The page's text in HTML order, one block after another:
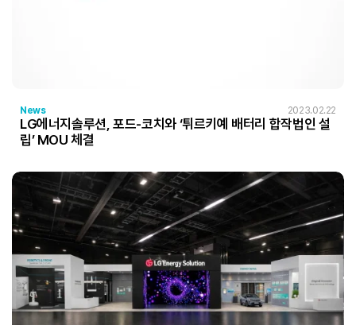
News 2023.02.22
LG에너지솔루션, 포드-코치와 ‘튀르키예 배터리 합작법인 설
립’ MOU 체결